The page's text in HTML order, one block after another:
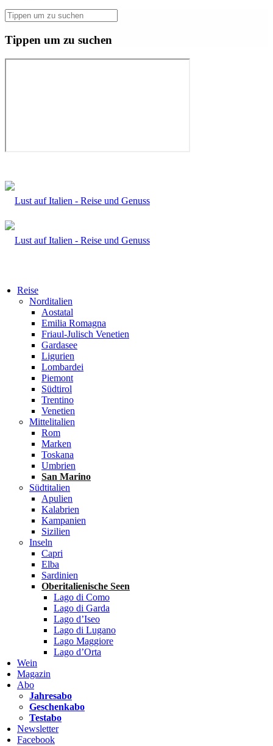
Tippen um zu suchen
Reise
Norditalien
Aostatal
Emilia Romagna
Friaul-Julisch Venetien
Gardasee
Ligurien
Lombardei
Piemont
Südtirol
Trentino
Venetien
Mittelitalien
Rom
Marken
Toskana
Umbrien
San Marino
Südtitalien
Apulien
Kalabrien
Kampanien
Sizilien
Inseln
Capri
Elba
Sardinien
Oberitalienische Seen
Lago di Como
Lago di Garda
Lago d’Iseo
Lago di Lugano
Lago Maggiore
Lago d’Orta
Wein
Magazin
Abo
Jahresabo
Geschenkabo
Testabo
Newsletter
Facebook